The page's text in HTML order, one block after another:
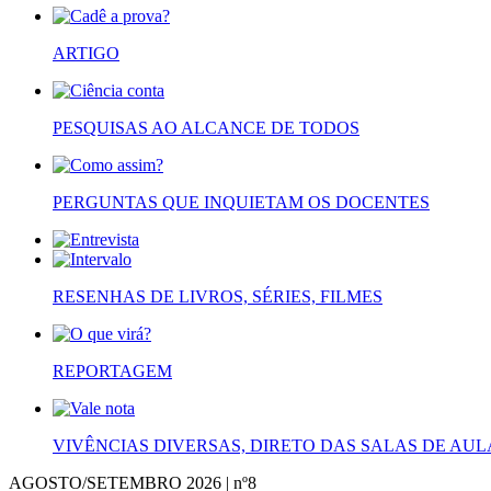
ARTIGO
PESQUISAS AO ALCANCE DE TODOS
PERGUNTAS QUE INQUIETAM OS DOCENTES
RESENHAS DE LIVROS, SÉRIES, FILMES
REPORTAGEM
VIVÊNCIAS DIVERSAS, DIRETO DAS SALAS DE
AGOSTO/SETEMBRO 2026 | nº8